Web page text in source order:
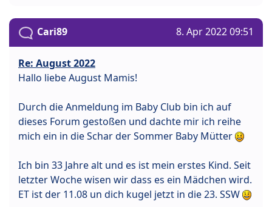
Cari89 8. Apr 2022 09:51
Re: August 2022
Hallo liebe August Mamis!
Durch die Anmeldung im Baby Club bin ich auf
dieses Forum gestoßen und dachte mir ich reihe
mich ein in die Schar der Sommer Baby Mütter
Ich bin 33 Jahre alt und es ist mein erstes Kind. Seit
letzter Woche wisen wir dass es ein Mädchen wird.
ET ist der 11.08 un dich kugel jetzt in die 23. SSW